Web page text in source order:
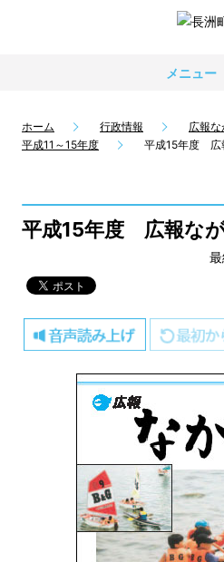
メニュー
ホーム 行政情報
広報な
平成11～15年度
平成15年度 広
平成15年度 広報な